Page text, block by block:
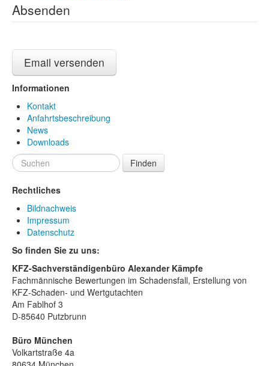
Absenden
Informationen
Kontakt
Anfahrtsbeschreibung
News
Downloads
Finden
Rechtliches
Bildnachweis
Impressum
Datenschutz
So finden Sie zu uns:
KFZ-Sachverständigenbüro Alexander Kämpfe
Fachmännische Bewertungen im Schadensfall, Erstellung von
KFZ-Schaden- und Wertgutachten
Am Fablhof 3
D-85640 Putzbrunn
Büro München
Volkartstraße 4a